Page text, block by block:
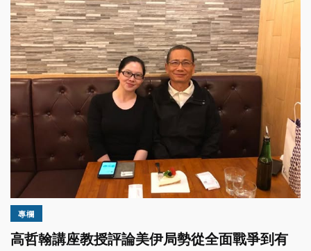
專欄
高哲翰講座教授評論美伊局勢從全面戰爭到有